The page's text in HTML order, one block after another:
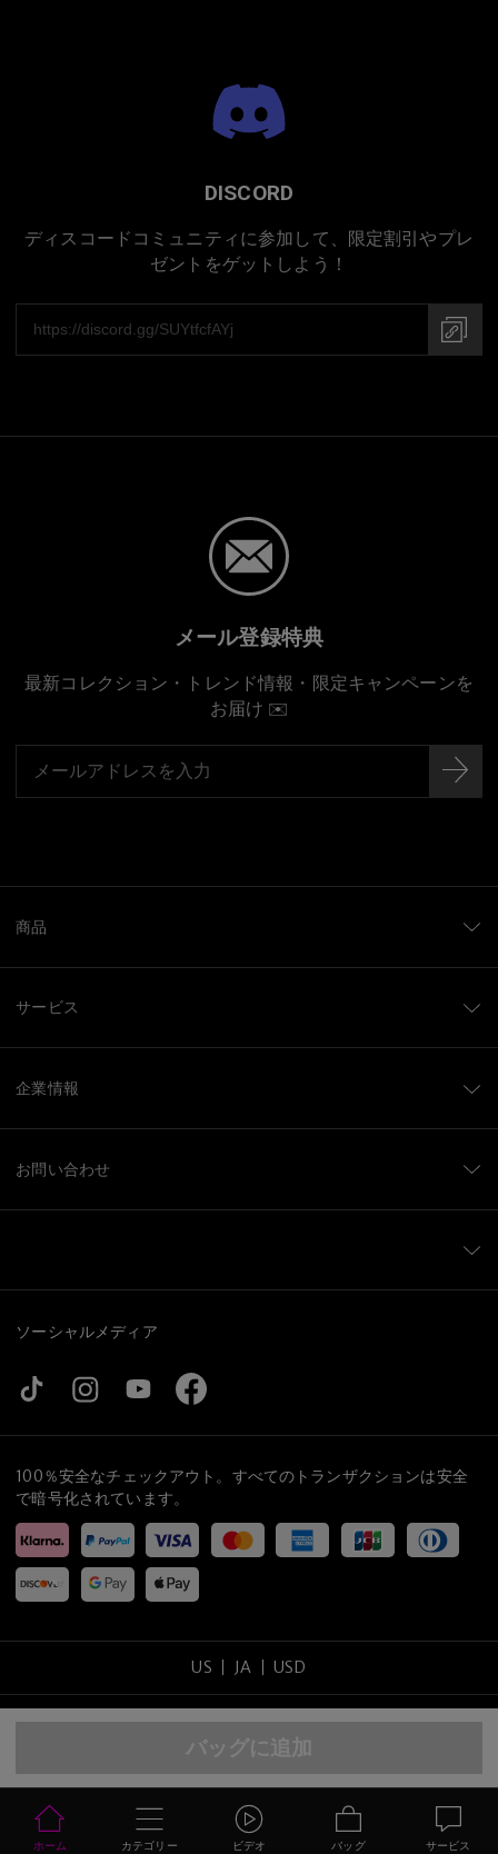
DISCORD
ディスコードコミュニティに参加して、限定割引やプレ
ゼントをゲットしよう！
メール登録特典
最新コレクション・トレンド情報・限定キャンペーンを
お届け ✉️
商品
サービス
企業情報
お問い合わせ
ソーシャルメディア
100％安全なチェックアウト。すべてのトランザクションは安全
で暗号化されています。
US JA USD
コピーライト©2026tijneyewear.全ての権利を保留する.
プライバシーポリシー
バッグに追加